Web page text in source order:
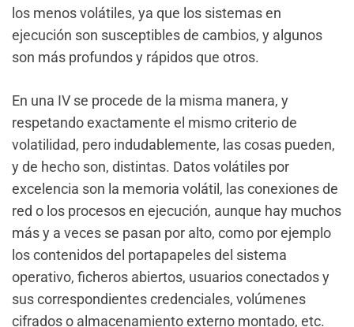
los menos volátiles, ya que los sistemas en
ejecución son susceptibles de cambios, y algunos
son más profundos y rápidos que otros.
En una IV se procede de la misma manera, y
respetando exactamente el mismo criterio de
volatilidad, pero indudablemente, las cosas pueden,
y de hecho son, distintas. Datos volátiles por
excelencia son la memoria volátil, las conexiones de
red o los procesos en ejecución, aunque hay muchos
más y a veces se pasan por alto, como por ejemplo
los contenidos del portapapeles del sistema
operativo, ficheros abiertos, usuarios conectados y
sus correspondientes credenciales, volúmenes
cifrados o almacenamiento externo montado, etc.